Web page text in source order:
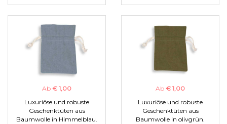
Ab € 1,00
Luxuriöse und robuste
Geschenktüten aus
Baumwolle in Himmelblau.
Ab € 1,00
Luxuriöse und robuste
Geschenktüten aus
Baumwolle in olivgrün.